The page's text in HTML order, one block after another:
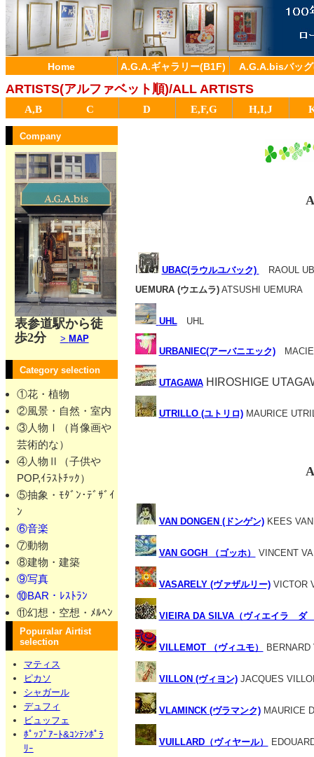
Home A.G.A.ギャラリー(B1F) A.G.A.bisバッ
ARTISTS(アルファベット順)/ALL ARTISTS
A,B C D E,F,G H,I,J
Company
表参道駅から徒
歩2分
> MAP
Category selection
①花・植物
②風景・自然・室内
③人物Ⅰ（肖像画や
芸術的な）
④人物Ⅱ（子供や
POP,ｲﾗｽﾄﾁｯｸ）
⑤抽象・ﾓﾀﾞﾝ･ﾃﾞｻﾞｲ
ﾝ
⑥音楽
⑦動物
⑧建物・建築
⑨写真
⑩BAR・ﾚｽﾄﾗﾝ
⑪幻想・空想・ﾒﾙﾍﾝ
Popuralar Airtist
selection
マティス
ピカソ
シャガール
デュフィ
ビュッフェ
ﾎﾟｯﾌﾟｱｰﾄ&ｺﾝﾃﾝﾎﾟﾗ
ﾘｰ
UBAC(ラウルユバック)
RAOUL
UEMURA (ウエムラ)ATSUSHI UEMURA
UHLUHL
URBANIEC(アーバニエック)
UTAGAWAHIROSHIGE
UTRILLO (ユトリロ)MAURICE
VAN DONGEN (ドンゲン)KEES VAN
VAN GOGH （ゴッホ） VINCENT
VASARELY (ヴァザルリー)VICTOR
VIEIRA DA SILVA（ヴィエイラ ダ
VILLEMOT （ヴィユモ）
VILLON (ヴィヨン)JACQUES
VLAMINCK (ヴラマンク)MAURICE
VUILLARD（ヴィヤール）